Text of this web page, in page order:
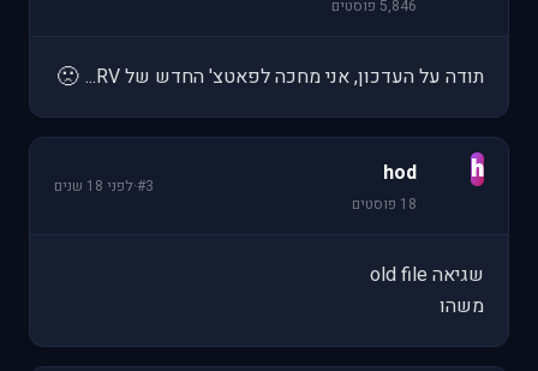
5,846 פוסטים
תודה על העדכון, אני מחכה לפאטצ' החדש של RV... 🙁
h
hod
18 פוסטים
#3
·לפני 18 שנים
שגיאה old file
משהו